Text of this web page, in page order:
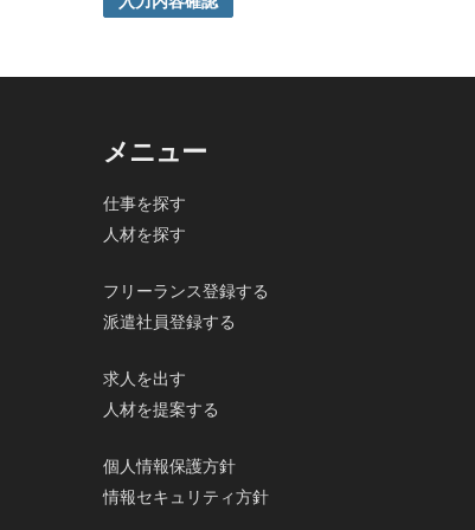
ご本人の同意がある場合または法令に基づく場
ご自身の個人情報の開示等（利用目的の通知、
なお、個人情報に関する弊社問合わせ先は、次の
〒101-0031 東京都千代田区東神田二丁目7番4-
メールアドレス: info@floboard.co.jp TEL: 03-
（受付時間 9:00～18:00 ※土・日曜日、祝日、
6. 個人情報における任意性について
個人情報のご提供は、ご本人の任意です。ただ
メニュー
仕事を探す
人材を探す
フリーランス登録する
派遣社員登録する
求人を出す
人材を提案する
個人情報保護方針
情報セキュリティ方針